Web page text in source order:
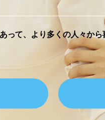
って、より多くの人々から